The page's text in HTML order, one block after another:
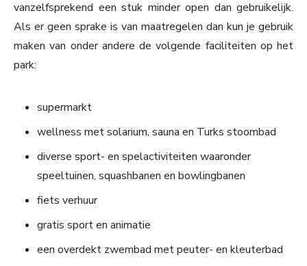
vanzelfsprekend een stuk minder open dan gebruikelijk.
Als er geen sprake is van maatregelen dan kun je gebruik
maken van onder andere de volgende faciliteiten op het
park:
supermarkt
wellness met solarium, sauna en Turks stoombad
diverse sport- en spelactiviteiten waaronder
speeltuinen, squashbanen en bowlingbanen
fiets verhuur
gratis sport en animatie
een overdekt zwembad met peuter- en kleuterbad